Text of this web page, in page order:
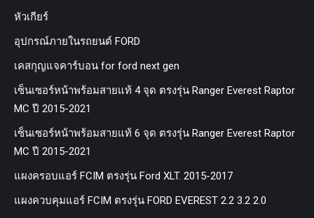
หัวเกียร์
อุปกรณ์ภายในรถยนต์ FORD
เคสกุญแจคาร์บอน for ford next gen
เซ็นเซอร์หน้าพร้อมสายแท้ 4 จุด ตรงรุ่น Ranger Everest Raptor
MC ปี 2015-2021
เซ็นเซอร์หน้าพร้อมสายแท้ 6 จุด ตรงรุ่น Ranger Everest Raptor
MC ปี 2015-2021
แผงครอบแอร์ FCIM ตรงรุ่น Ford XLT. 2015-2017
แผงควบคุมแอร์ FCIM ตรงรุ่น FORD EVEREST 2.2 3.2 2.0